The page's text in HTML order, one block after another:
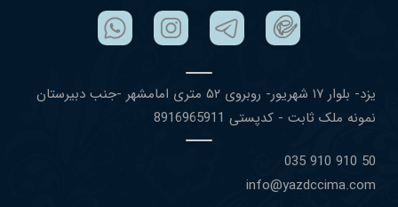
یزد- بلوار ١٧ شهریور- روبروی ۵٢ متری امامشهر -جنب دبیرستان
نمونه ملک ثابت - کدپستی 8916965911
50 910 910 035
info@yazdccima.com